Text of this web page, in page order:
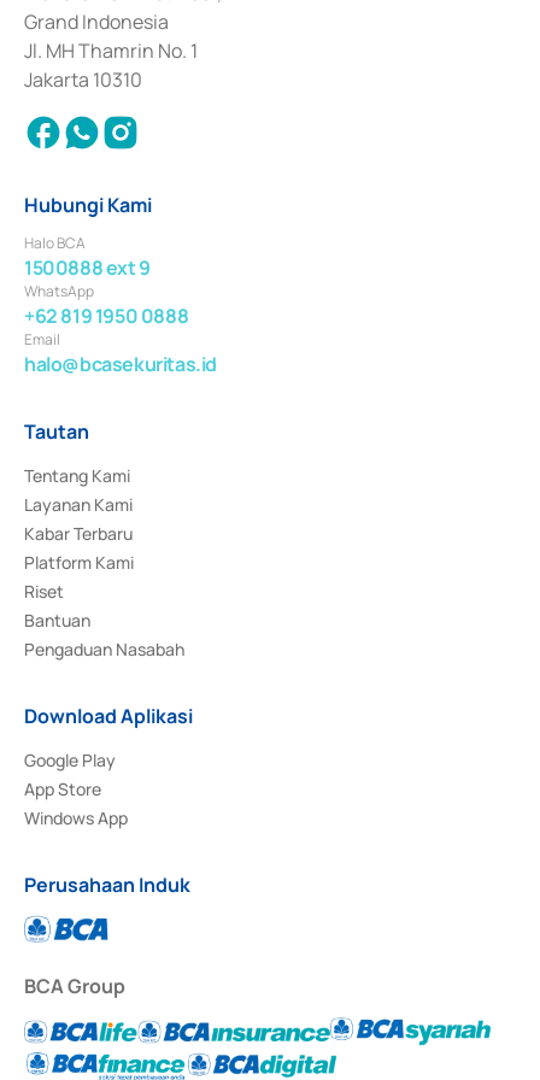
Surat Berharga Komersial yang izinnya diterbitkan pada tahun 2018.
Grand Indonesia
Jl. MH Thamrin No. 1
Jakarta 10310
Hubungi Kami
Halo BCA
1500888 ext 9
WhatsApp
+62 819 1950 0888
Email
halo@bcasekuritas.id
Tautan
Tentang Kami
Layanan Kami
Kabar Terbaru
Platform Kami
Riset
Bantuan
Pengaduan Nasabah
Download Aplikasi
Google Play
App Store
Windows App
Perusahaan Induk
BCA Group